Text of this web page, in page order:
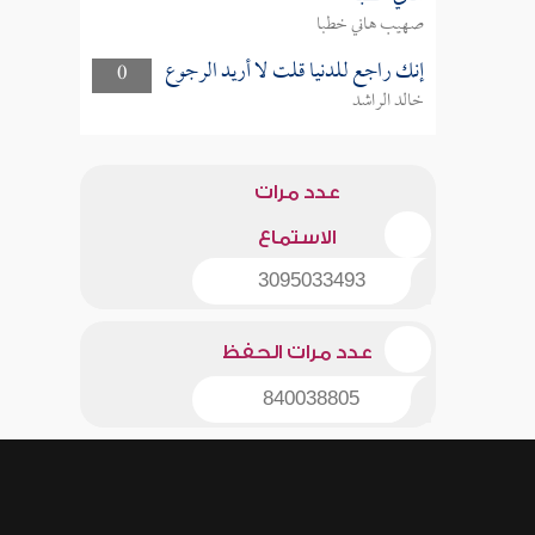
صهيب هاني خطبا
0
إنك راجع للدنيا قلت لا أريد الرجوع
خالد الراشد
عدد مرات
الاستماع
3095033493
عدد مرات الحفظ
840038805